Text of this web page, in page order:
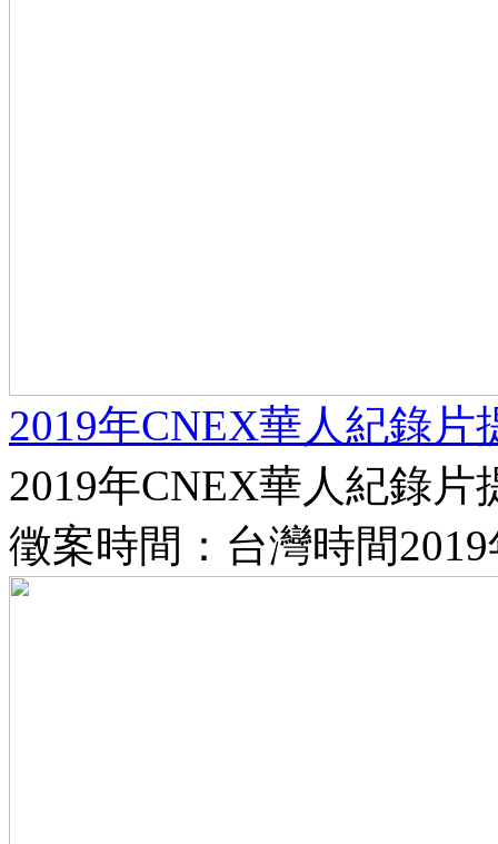
2019年CNEX華人紀錄片
2019年CNEX華人紀錄片
徵案時間：台灣時間